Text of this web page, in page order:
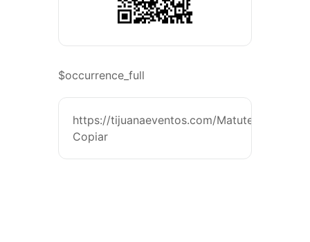
$occurrence_full
https://tijuanaeventos.com/
Copiar